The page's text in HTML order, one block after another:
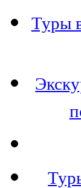
Туры